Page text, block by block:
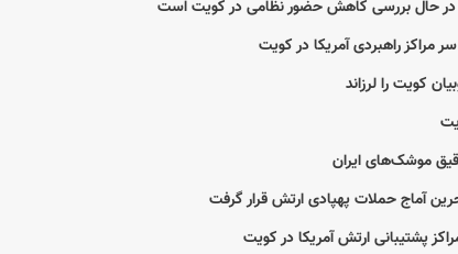
در حال بررسی کاهش حضور نظامی در کویت است
مراکز راهبردی آمریکا در کویت
کویت را لرزاند
موشک‌های ایران
آماج حملات پهپادی ارتش قرار گرفت
پشتیبانی ارتش آمریکا در کویت